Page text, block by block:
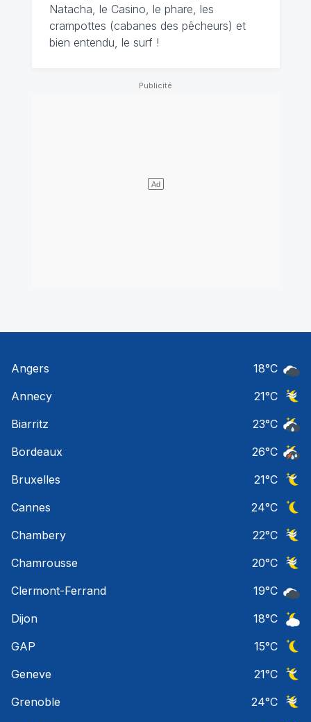
Natacha, le Casino, le phare, les
crampottes (cabanes des pêcheurs) et
bien entendu, le surf !
Angers 18°C
Annecy
21°C
Biarritz
23°C
Bordeaux
26°C
Bruxelles
21°C
Cannes
24°C
Chambery
22°C
Chamrousse
20°C
Clermont-Ferrand
19°C
Dijon
18°C
GAP
15°C
Geneve
21°C
Grenoble
24°C